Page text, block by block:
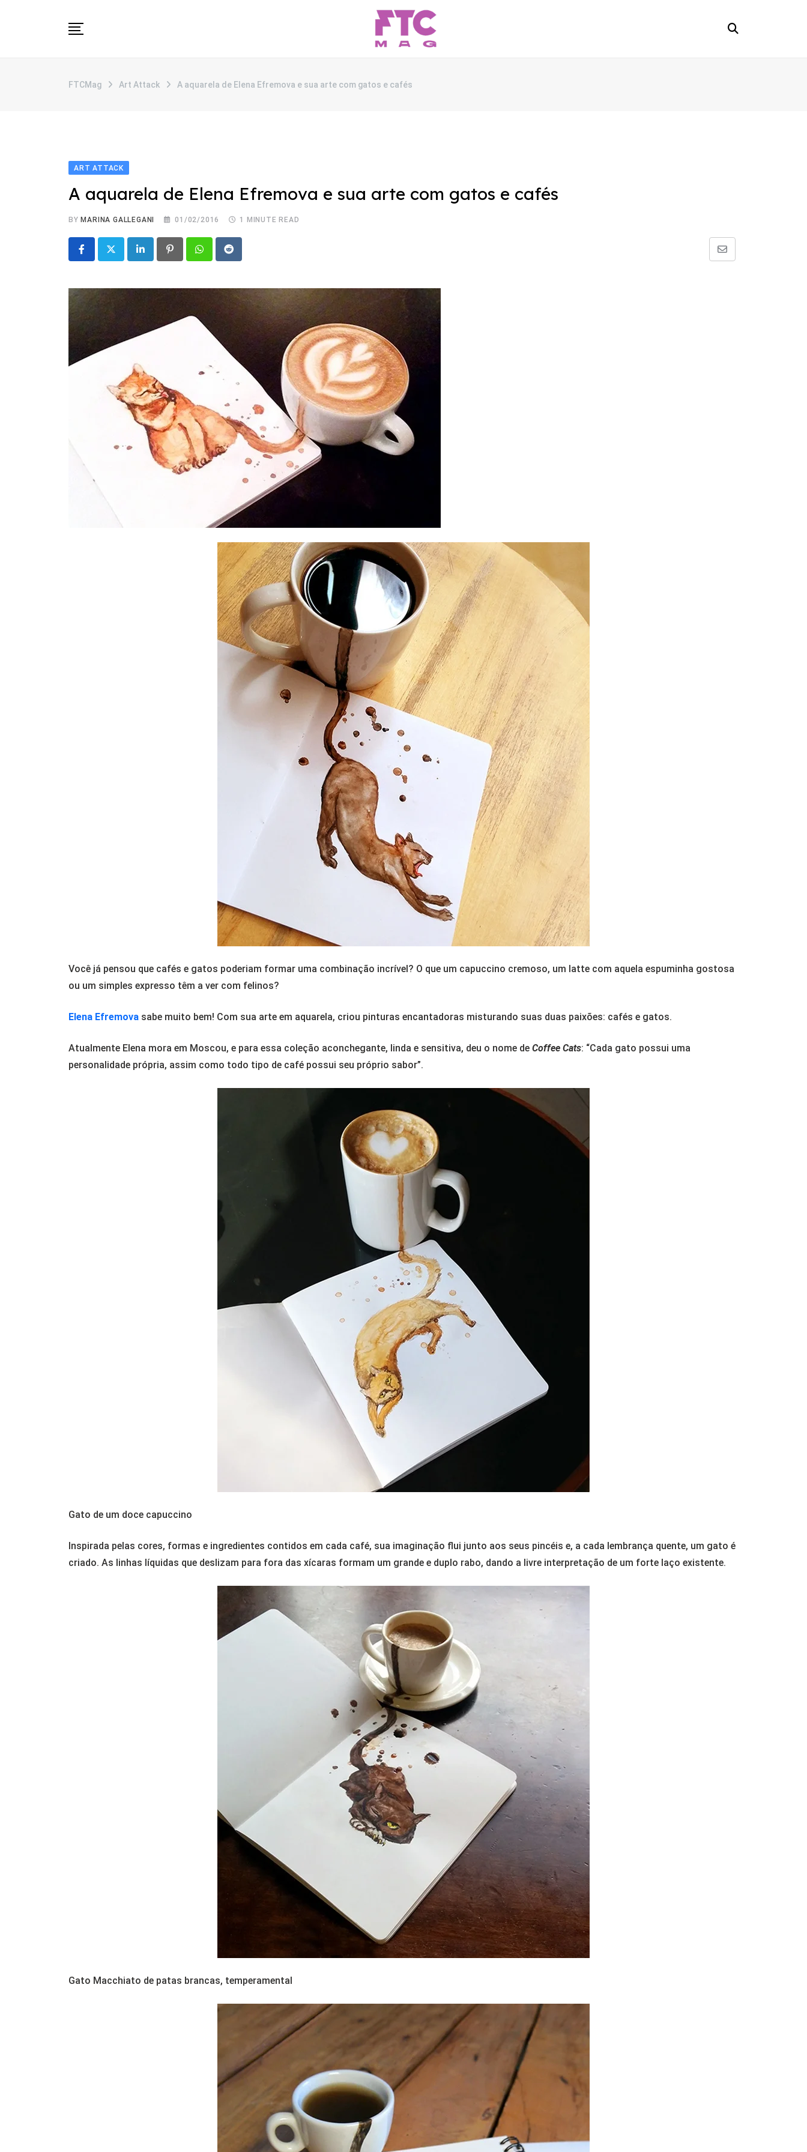
CATEGORIAS
FTCMag Art Attack A aquarela de Elena Efremova e sua arte com gatos e cafés
ART ATTACK
A aquarela de Elena Efremova e sua arte com gatos e cafés
BY MARINA GALLEGANI 01/02/2016 1 MINUTE READ
LinkedIn PinterestWhatsappReddit
Share
Você já pensou que cafés e gatos poderiam formar uma combinação incrível? O que um capuccino cremoso, um latte com aquela espuminha gostosa
ou um simples expresso têm a ver com felinos?
Elena Efremova sabe muito bem! Com sua arte em aquarela, criou pinturas encantadoras misturando suas duas paixões: cafés e gatos.
Atualmente Elena mora em Moscou, e para essa coleção aconchegante, linda e sensitiva, deu o nome de Coffee Cats: “Cada gato possui uma
personalidade própria, assim como todo tipo de café possui seu próprio sabor”.
Gato de um doce capuccino
Inspirada pelas cores, formas e ingredientes contidos em cada café, sua imaginação flui junto aos seus pincéis e, a cada lembrança quente, um gato é
criado. As linhas líquidas que deslizam para fora das xícaras formam um grande e duplo rabo, dando a livre interpretação de um forte laço existente.
Gato Macchiato de patas brancas, temperamental